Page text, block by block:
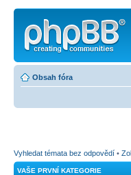
Obsah fóra
Vyhledat témata bez odpovědí •
VAŠE PRVNÍ KATEGORIE